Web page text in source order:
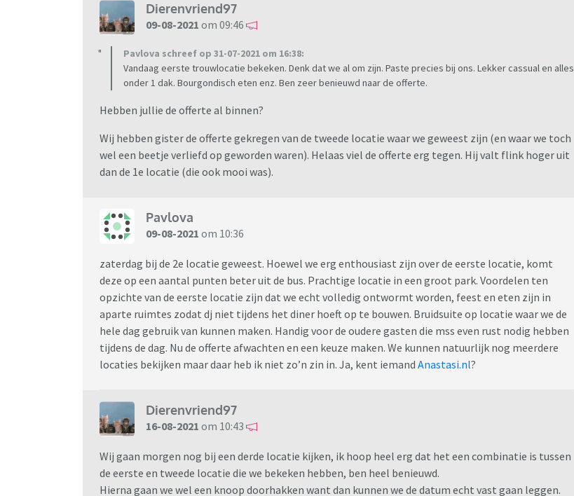
Dierenvriend97
09-08-2021 om 09:46
Pavlova schreef op 31-07-2021 om 16:38:
Vandaag eerste trouwlocatie bekeken. Denk dat we al om zijn. Paste precies bij ons. Lekker cassual en alles
onder 1 dak. Bourgondisch eten enz. Ben zeer benieuwd naar de offerte.
Hebben jullie de offerte al binnen?
Wij hebben gister de offerte gekregen van de tweede locatie waar we geweest zijn (en waar we toch
wel een beetje verliefd op geworden waren). Helaas viel de offerte erg tegen. Hij valt flink hoger uit
dan de 1e locatie (die ook mooi was).
Pavlova
09-08-2021 om 10:36
zaterdag bij de 2e locatie geweest. Hoewel we erg enthousiast zijn over de eerste locatie, komt
deze op een aantal punten beter uit de bus. Prachtige locatie in een groot park. Voordelen ten
opzichte van de eerste locatie zijn dat we echt volledig ontwormt worden, feest en eten zijn in
aparte ruimtes zodat dj niet tijdens het diner hoeft op te bouwen. Bruidsuite op locatie waar we de
hele dag gebruik van kunnen maken. Handig voor de oudere gasten die mss even rust nodig hebben
tijdens de dag. Nu de offerte afwachten en een keuze maken. We kunnen natuurlijk nog meerdere
locaties bekijken maar daar heb ik niet zo’n zin in. Ja, kent iemand Anastasi.nl?
Dierenvriend97
16-08-2021 om 10:43
Wij gaan morgen nog bij een derde locatie kijken, ik hoop heel erg dat het een combinatie is tussen
de eerste en tweede locatie die we bekeken hebben, ben heel benieuwd.
Hierna gaan we wel een knoop doorhakken want dan kunnen we de datum echt vast gaan leggen.